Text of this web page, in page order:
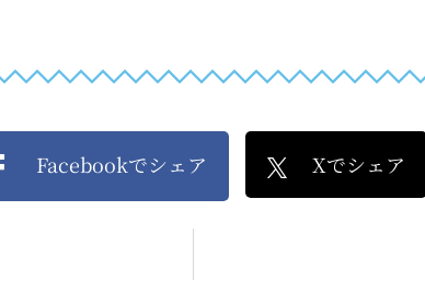
Facebookでシェア Xでシェア